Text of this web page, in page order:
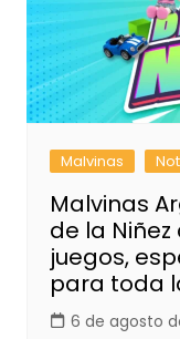
Malvinas
Malvinas
de la
juegos,
para toda
6 de agosto